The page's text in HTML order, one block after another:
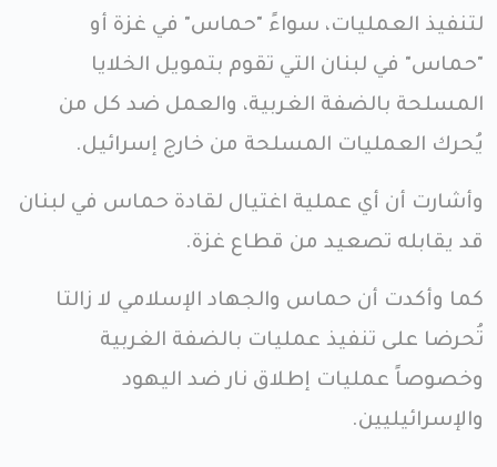
لتنفيذ العمليات، سواءً "حماس" في غزة أو
"حماس" في لبنان التي تقوم بتمويل الخلايا
المسلحة بالضفة الغربية، والعمل ضد كل من
يُحرك العمليات المسلحة من خارج إسرائيل.
وأشارت أن أي عملية اغتيال لقادة حماس في لبنان
قد يقابله تصعيد من قطاع غزة.
كما وأكدت أن حماس والجهاد الإسلامي لا زالتا
تُحرضا على تنفيذ عمليات بالضفة الغربية
وخصوصاً عمليات إطلاق نار ضد اليهود
والإسرائيليين.